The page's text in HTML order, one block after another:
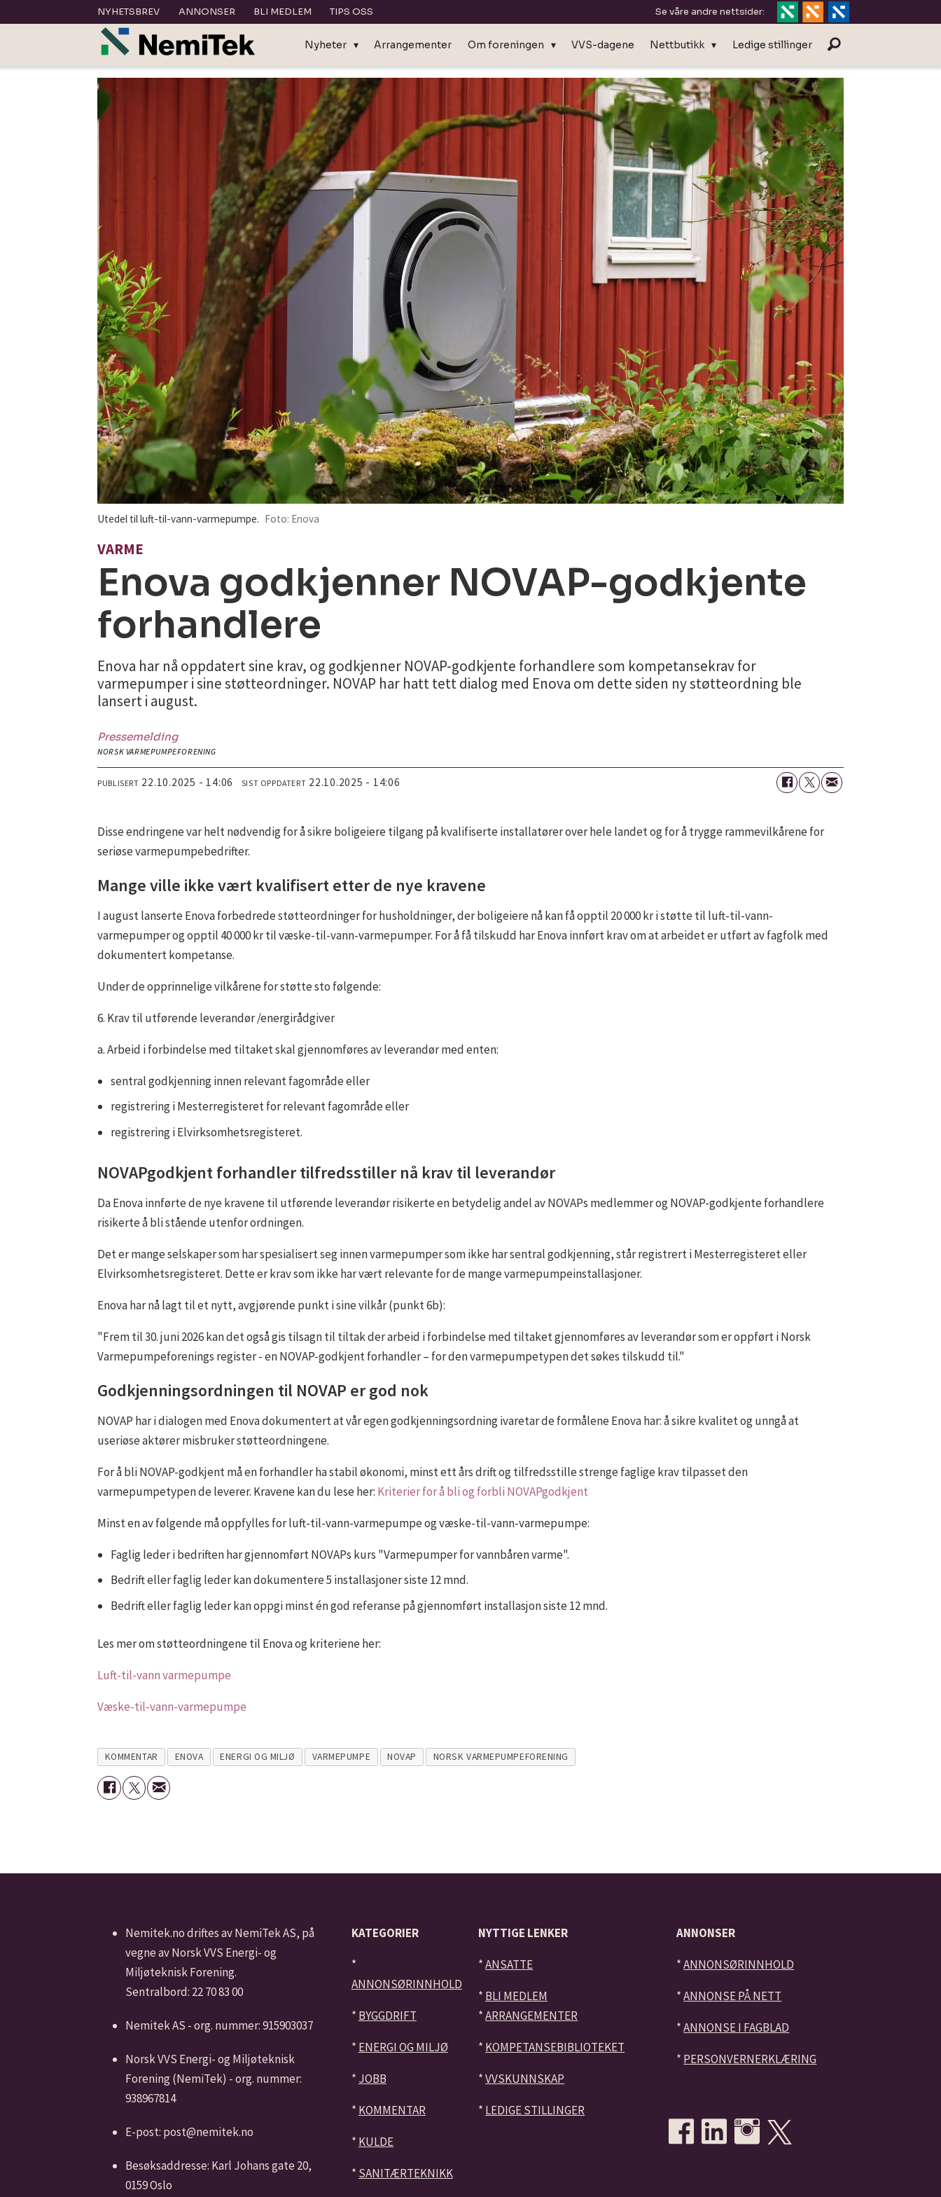
NYHETSBREV ANNONSER BLI MEDLEM TIPS OSS Se våre andre nettsider:
Nyheter Arrangementer Om foreningen VVS-dagene Nettbutikk Ledige stillinger
Utedel til luft-til-vann-varmepumpe. Foto: Enova
VARME
Enova godkjenner NOVAP-godkjente
forhandlere
Enova har nå oppdatert sine krav, og godkjenner NOVAP-godkjente forhandlere som kompetansekrav for
varmepumper i sine støtteordninger. NOVAP har hatt tett dialog med Enova om dette siden ny støtteordning ble
lansert i august.
Pressemelding
NORSK VARMEPUMPEFORENING
PUBLISERT 22.10.2025 - 14:06 SIST OPPDATERT 22.10.2025 - 14:06
Disse endringene var helt nødvendig for å sikre boligeiere tilgang på kvalifiserte installatører over hele landet og for å trygge rammevilkårene for
seriøse varmepumpebedrifter.
Mange ville ikke vært kvalifisert etter de nye kravene
I august lanserte Enova forbedrede støtteordninger for husholdninger, der boligeiere nå kan få opptil 20 000 kr i støtte til luft-til-vann-
varmepumper og opptil 40 000 kr til væske-til-vann-varmepumper. For å få tilskudd har Enova innført krav om at arbeidet er utført av fagfolk med
dokumentert kompetanse.
Under de opprinnelige vilkårene for støtte sto følgende:
6. Krav til utførende leverandør /energirådgiver
a. Arbeid i forbindelse med tiltaket skal gjennomføres av leverandør med enten:
sentral godkjenning innen relevant fagområde eller
registrering i Mesterregisteret for relevant fagområde eller
registrering i Elvirksomhetsregisteret.
NOVAPgodkjent forhandler tilfredsstiller nå krav til leverandør
Da Enova innførte de nye kravene til utførende leverandør risikerte en betydelig andel av NOVAPs medlemmer og NOVAP-godkjente forhandlere
risikerte å bli stående utenfor ordningen.
Det er mange selskaper som har spesialisert seg innen varmepumper som ikke har sentral godkjenning, står registrert i Mesterregisteret eller
Elvirksomhetsregisteret. Dette er krav som ikke har vært relevante for de mange varmepumpeinstallasjoner.
Enova har nå lagt til et nytt, avgjørende punkt i sine vilkår (punkt 6b):
"Frem til 30. juni 2026 kan det også gis tilsagn til tiltak der arbeid i forbindelse med tiltaket gjennomføres av leverandør som er oppført i Norsk
Varmepumpeforenings register - en NOVAP-godkjent forhandler – for den varmepumpetypen det søkes tilskudd til."
Godkjenningsordningen til NOVAP er god nok
NOVAP har i dialogen med Enova dokumentert at vår egen godkjenningsordning ivaretar de formålene Enova har: å sikre kvalitet og unngå at
useriøse aktører misbruker støtteordningene.
For å bli NOVAP-godkjent må en forhandler ha stabil økonomi, minst ett års drift og tilfredsstille strenge faglige krav tilpasset den
varmepumpetypen de leverer. Kravene kan du lese her: Kriterier for å bli og forbli NOVAPgodkjent
Minst en av følgende må oppfylles for luft-til-vann-varmepumpe og væske-til-vann-varmepumpe:
Faglig leder i bedriften har gjennomført NOVAPs kurs "Varmepumper for vannbåren varme".
Bedrift eller faglig leder kan dokumentere 5 installasjoner siste 12 mnd.
Bedrift eller faglig leder kan oppgi minst én god referanse på gjennomført installasjon siste 12 mnd.
Les mer om støtteordningene til Enova og kriteriene her:
Luft-til-vann varmepumpe
Væske-til-vann-varmepumpe
KOMMENTAR ENOVA ENERGI OG MILJØ VARMEPUMPE NOVAP NORSK VARMEPUMPEFORENING
Nemitek.no driftes av NemiTek AS, på
vegne av Norsk VVS Energi- og
Miljøteknisk Forening.
Sentralbord: 22 70 83 00
Nemitek AS - org. nummer: 915903037
Norsk VVS Energi- og Miljøteknisk
Forening (NemiTek) - org. nummer:
938967814
E-post: post@nemitek.no
Besøksaddresse: Karl Johans gate 20,
0159 Oslo
KATEGORIER
*
ANNONSØRINNHOLD
* BYGGDRIFT
* ENERGI OG MILJØ
* JOBB
* KOMMENTAR
* KULDE
* SANITÆRTEKNIKK
NYTTIGE LENKER
*ANSATTE
* BLI MEDLEM
*ARRANGEMENTER
* KOMPETANSEBIBLIOTEKET
*VVSKUNNSKAP
* LEDIGE STILLINGER
ANNONSER
*ANNONSØRINNHOLD
*ANNONSE PÅ NETT
*ANNONSE I FAGBLAD
* PERSONVERNERKLÆRING